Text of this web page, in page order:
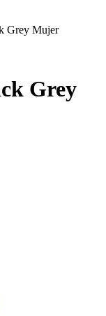
Grey Mujer
Grey